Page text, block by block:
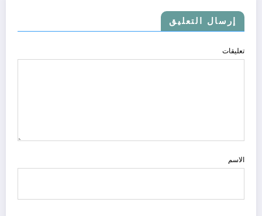
إرسال التعليق
تعليقات
الاسم